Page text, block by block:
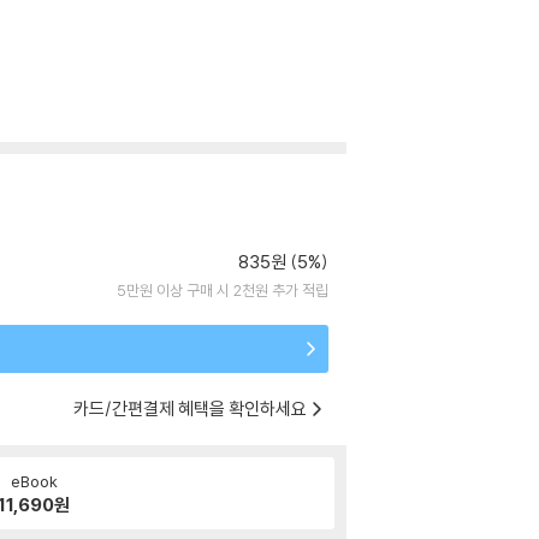
835원 (5%)
5만원 이상 구매 시 2천원 추가 적립
카드/간편결제 혜택을 확인하세요
eBook
원